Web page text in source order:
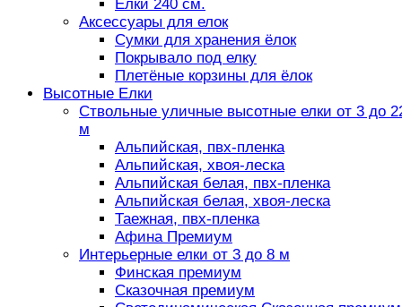
Елки 240 см.
Аксессуары для елок
Сумки для хранения ёлок
Покрывало под елку
Плетёные корзины для ёлок
Высотные Елки
Ствольные уличные высотные елки от 3 до
м
Альпийская, пвх-пленка
Альпийская, хвоя-леска
Альпийская белая, пвх-пленка
Альпийская белая, хвоя-леска
Таежная, пвх-пленка
Афина Премиум
Интерьерные елки от 3 до 8 м
Финская премиум
Сказочная премиум